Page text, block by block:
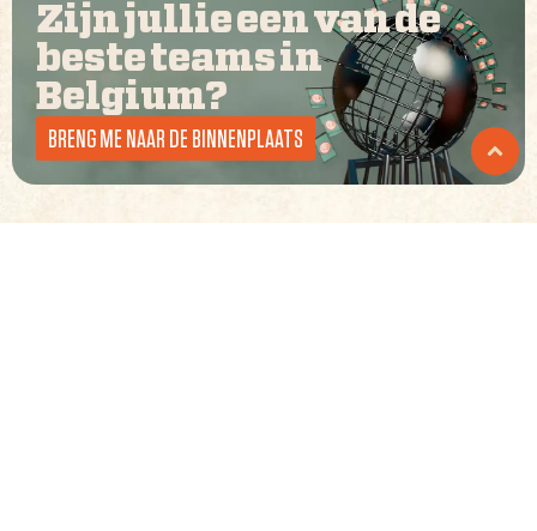
Zijn jullie een van de
beste teams in
Belgium?
BRENG ME NAAR DE BINNENPLAATS